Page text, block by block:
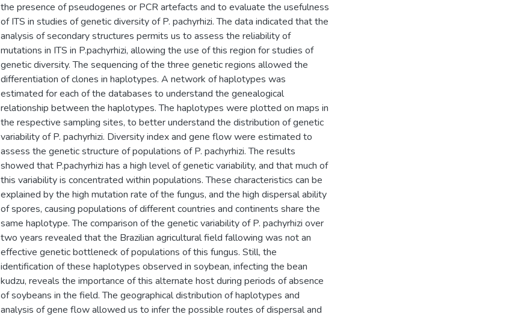
the presence of pseudogenes or PCR artefacts and to evaluate the usefulness
of ITS in studies of genetic diversity of P. pachyrhizi. The data indicated that the
analysis of secondary structures permits us to assess the reliability of
mutations in ITS in P.pachyrhizi, allowing the use of this region for studies of
genetic diversity. The sequencing of the three genetic regions allowed the
differentiation of clones in haplotypes. A network of haplotypes was
estimated for each of the databases to understand the genealogical
relationship between the haplotypes. The haplotypes were plotted on maps in
the respective sampling sites, to better understand the distribution of genetic
variability of P. pachyrhizi. Diversity index and gene flow were estimated to
assess the genetic structure of populations of P. pachyrhizi. The results
showed that P.pachyrhizi has a high level of genetic variability, and that much of
this variability is concentrated within populations. These characteristics can be
explained by the high mutation rate of the fungus, and the high dispersal ability
of spores, causing populations of different countries and continents share the
same haplotype. The comparison of the genetic variability of P. pachyrhizi over
two years revealed that the Brazilian agricultural field fallowing was not an
effective genetic bottleneck of populations of this fungus. Still, the
identification of these haplotypes observed in soybean, infecting the bean
kudzu, reveals the importance of this alternate host during periods of absence
of soybeans in the field. The geographical distribution of haplotypes and
analysis of gene flow allowed us to infer the possible routes of dispersal and